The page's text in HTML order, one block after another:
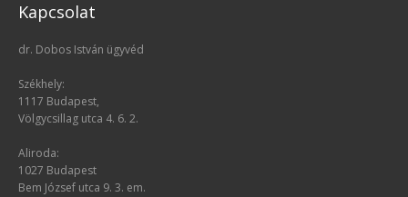
Kapcsolat
dr. Dobos István ügyvéd
Székhely:
1117 Budapest,
Völgycsillag utca 4. 6. 2.
Aliroda:
1027 Budapest
Bem József utca 9. 3. em.